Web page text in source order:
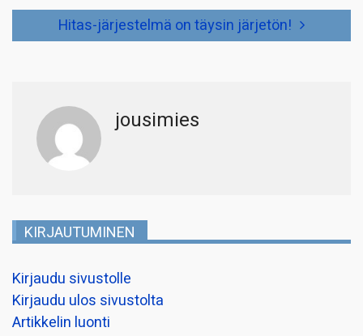
Hitas-järjestelmä on täysin järjetön!
jousimies
KIRJAUTUMINEN
Kirjaudu sivustolle
Kirjaudu ulos sivustolta
Artikkelin luonti